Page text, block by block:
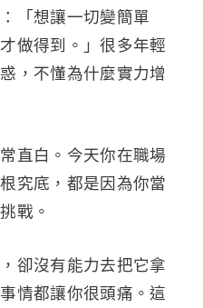
「想讓一切變簡單
做得到。」很多年輕
，不懂為什麼實力增
直白。今天你在職場
究底，都是因為你當
戰。
卻沒有能力去把它拿
情都讓你很頭痛。這